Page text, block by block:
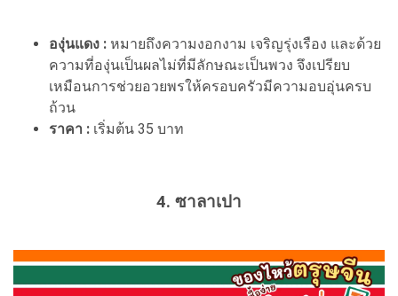
องุ่นแดง : หมายถึงความงอกงาม เจริญรุ่งเรือง และด้วย
ความที่องุ่นเป็นผลไม่ที่มีลักษณะเป็นพวง จึงเปรียบ
เหมือนการช่วยอวยพรให้ครอบครัวมีความอบอุ่นครบ
ถ้วน
ราคา : เริ่มต้น 35 บาท
4. ซาลาเปา